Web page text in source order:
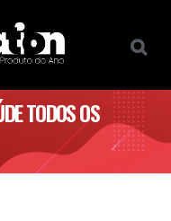
TODOS OS